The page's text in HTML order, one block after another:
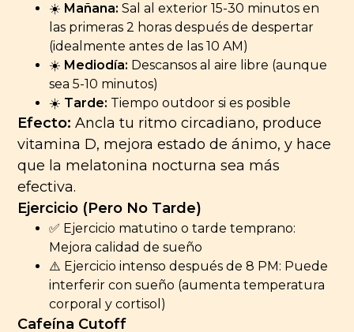
☀️ Mañana: Sal al exterior 15-30 minutos en
las primeras 2 horas después de despertar
(idealmente antes de las 10 AM)
☀️ Mediodía: Descansos al aire libre (aunque
sea 5-10 minutos)
☀️ Tarde: Tiempo outdoor si es posible
Efecto: Ancla tu ritmo circadiano, produce
vitamina D, mejora estado de ánimo, y hace
que la melatonina nocturna sea más
efectiva.
Ejercicio (Pero No Tarde)
✅ Ejercicio matutino o tarde temprano:
Mejora calidad de sueño
⚠️ Ejercicio intenso después de 8 PM: Puede
interferir con sueño (aumenta temperatura
corporal y cortisol)
Cafeína Cutoff